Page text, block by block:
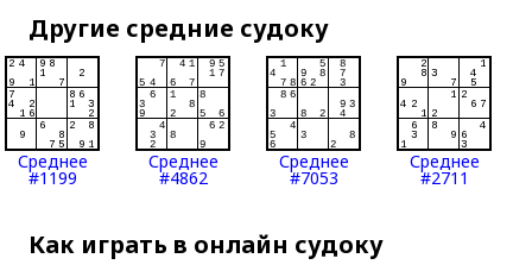
Другие средние судоку
Среднее
#1199
Среднее
#4862
Среднее
#7053
Среднее
#2711
Как играть в онлайн судоку